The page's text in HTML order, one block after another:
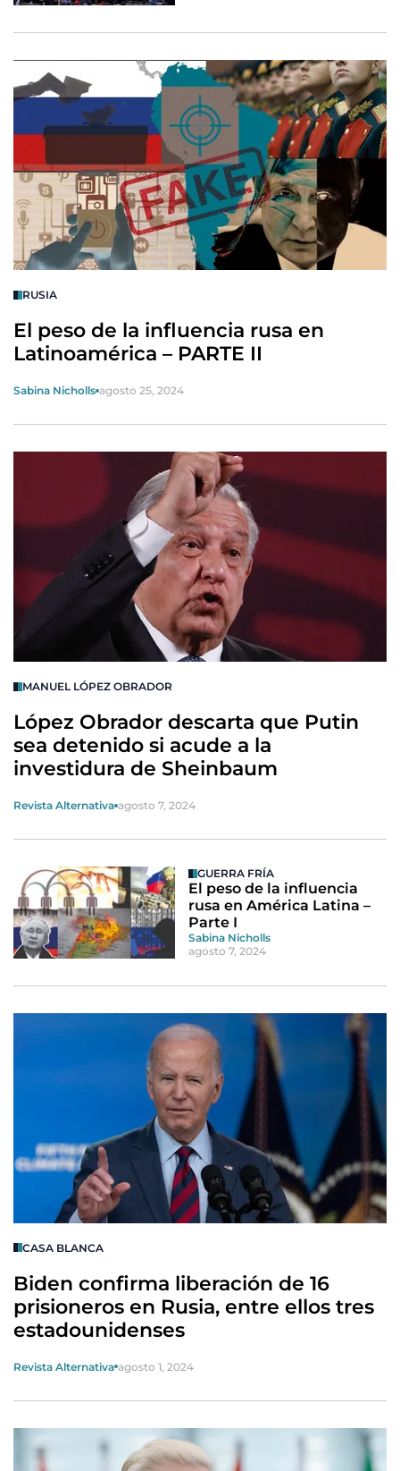
RUSIA
El peso de la influencia rusa en
Latinoamérica – PARTE II
Sabina Nicholls agosto 25, 2024
MANUEL LÓPEZ OBRADOR
López Obrador descarta que Putin
sea detenido si acude a la
investidura de Sheinbaum
Revista Alternativa agosto 7, 2024
GUERRA FRÍA
El peso de la influencia
rusa en América Latina –
Parte I
Sabina Nicholls
agosto 7, 2024
CASA BLANCA
Biden confirma liberación de 16
prisioneros en Rusia, entre ellos tres
estadounidenses
Revista Alternativa agosto 1, 2024